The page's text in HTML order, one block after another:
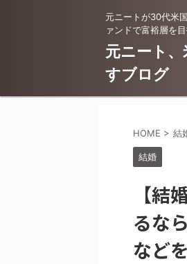
元ニートが30代米
ァンドで富裕層を目
元ニート
すブログ
HOME > 結
結婚
【
るな
など